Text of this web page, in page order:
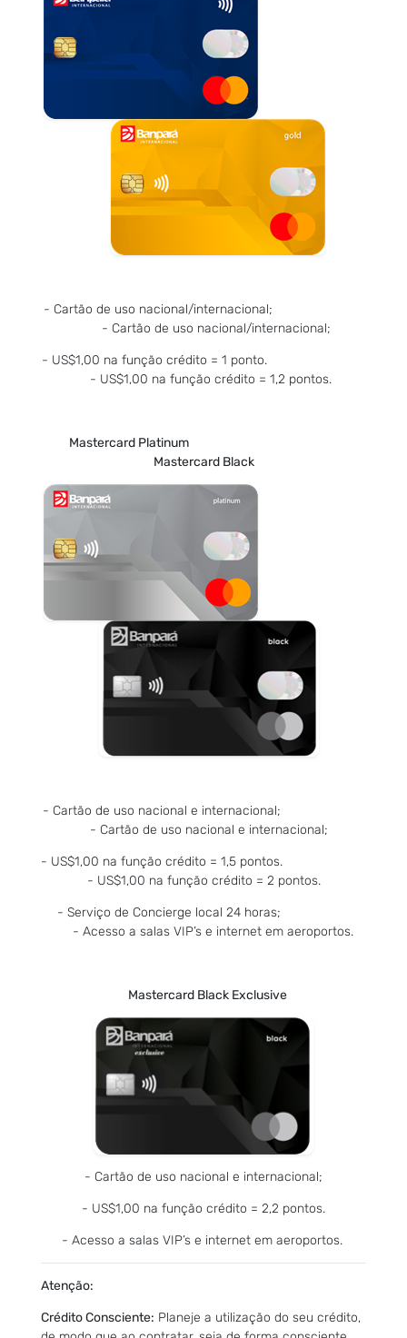
- Cartão de uso nacional/internacional;
- Cartão de uso nacional/internacional;
- US$1,00 na função crédito = 1 ponto.
- US$1,00 na função crédito = 1,2 pontos.
Mastercard Platinum
Mastercard Black
- Cartão de uso nacional e internacional;
- Cartão de uso nacional e internacional;
- US$1,00 na função crédito = 1,5 pontos.
- US$1,00 na função crédito = 2 pontos.
- Serviço de Concierge local 24 horas;
- Acesso a salas VIP’s e internet em aeroportos.
Mastercard Black Exclusive
- Cartão de uso nacional e internacional;
- US$1,00 na função crédito = 2,2 pontos.
- Acesso a salas VIP’s e internet em aeroportos.
Atenção:
Crédito Consciente: Planeje a utilização do seu crédito,